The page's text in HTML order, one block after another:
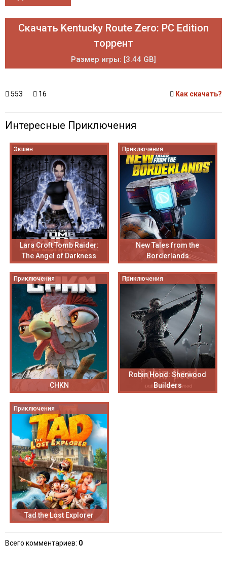
Скачать Kentucky Route Zero: PC Edition
торрент
Размер игры: [3.44 GB]
553 16 Как скачать?
Интересные Приключения
Экшен
Lara Croft Tomb Raider:
The Angel of Darkness
Приключения
New Tales from the
Borderlands
Приключения
CHKN
Приключения
Robin Hood: Sherwood
Builders
Приключения
Tad the Lost Explorer
Всего комментариев: 0